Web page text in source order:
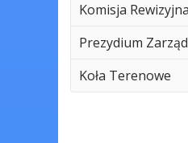
Komisja Rewizyjna
Prezydium
Koła Terenowe